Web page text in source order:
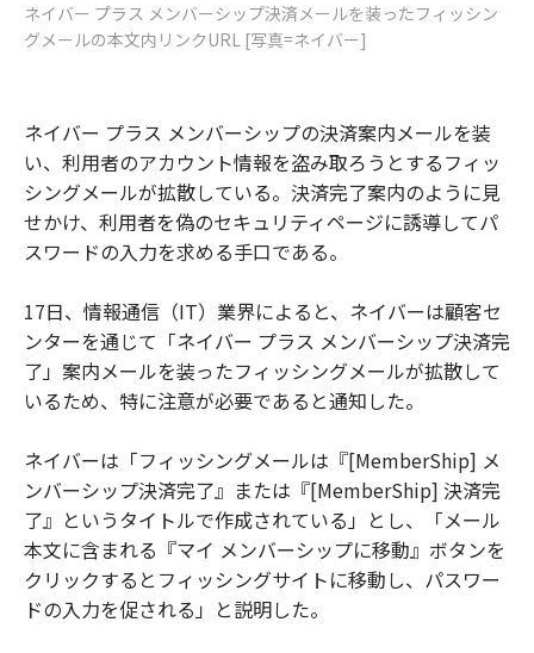
ネイバー プラス メンバーシップ決済メールを装ったフィッシン
グメールの本文内リンクURL [写真=ネイバー]
ネイバー プラス メンバーシップの決済案内メールを装
い、利用者のアカウント情報を盗み取ろうとするフィッ
シングメールが拡散している。決済完了案内のように見
せかけ、利用者を偽のセキュリティページに誘導してパ
スワードの入力を求める手口である。
17日、情報通信（IT）業界によると、ネイバーは顧客セ
ンターを通じて「ネイバー プラス メンバーシップ決済完
了」案内メールを装ったフィッシングメールが拡散して
いるため、特に注意が必要であると通知した。
ネイバーは「フィッシングメールは『[MemberShip] メ
ンバーシップ決済完了』または『[MemberShip] 決済完
了』というタイトルで作成されている」とし、「メール
本文に含まれる『マイ メンバーシップに移動』ボタンを
クリックするとフィッシングサイトに移動し、パスワー
ドの入力を促される」と説明した。